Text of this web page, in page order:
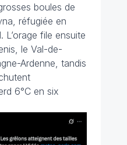
boules de
réfugiée en
file ensuite
le Val-de-
Ardenne, tandis
6°C en six